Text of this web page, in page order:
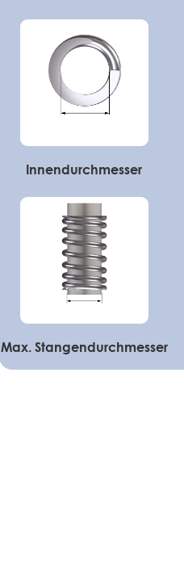
Innendurchmesser
Max. Stangendurchmesser